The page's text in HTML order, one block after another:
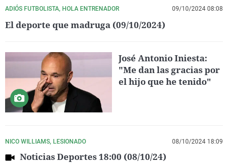
ADIÓS FUTBOLISTA, HOLA ENTRENADOR 09/10/2024 08:08
El deporte que madruga (09/10/2024)
José Antonio Iniesta:
"Me dan las gracias por
el hijo que he tenido"
NICO WILLIAMS, LESIONADO 08/10/2024 18:09
Noticias Deportes 18:00 (08/10/24)